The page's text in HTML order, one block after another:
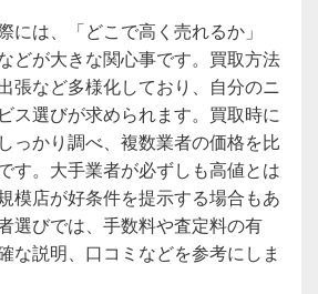
には、「どこで高く売れるか」
どが大きな関心事です。買取方法
張など多様化しており、自分のニ
ス選びが求められます。買取時に
っかり調べ、複数業者の価格を比
す。大手業者が必ずしも高値とは
模店が好条件を提示する場合もあ
選びでは、手数料や査定料の有
な説明、口コミなどを参考にしま